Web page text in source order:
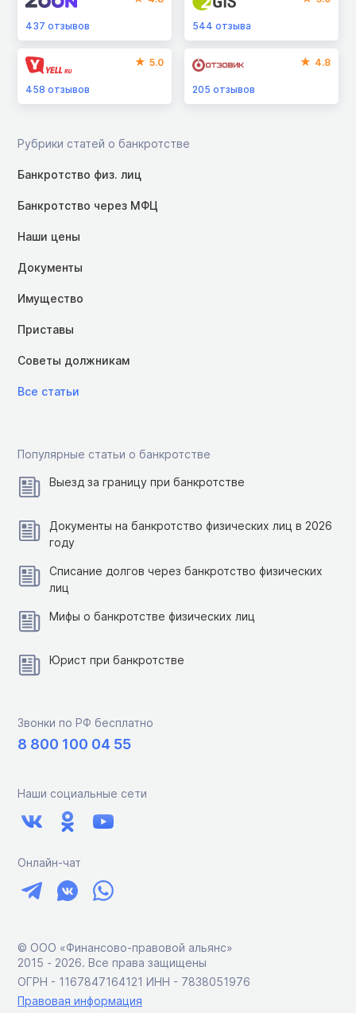
437 отзывов 544отзыва
5.0
458 отзывов
4.8
205отзывов
Рубрики статей о банкротстве
Банкротство физ. лиц
Банкротство через МФЦ
Наши цены
Документы
Имущество
Приставы
Советы должникам
Все статьи
Популярные статьи о банкротстве
Выезд за границу при банкротстве
Документы на банкротство физических лиц в 2026
году
Списание долгов через банкротство физических
лиц
Мифы о банкротстве физических лиц
Юрист при банкротстве
Звонки по РФ бесплатно
8 800 100 04 55
Наши социальные сети
Онлайн-чат
© ООО «Финансово-правовой альянс»
2015 ‑ 2026. Все права защищены
ОГРН - 1167847164121 ИНН - 7838051976
Правовая информация